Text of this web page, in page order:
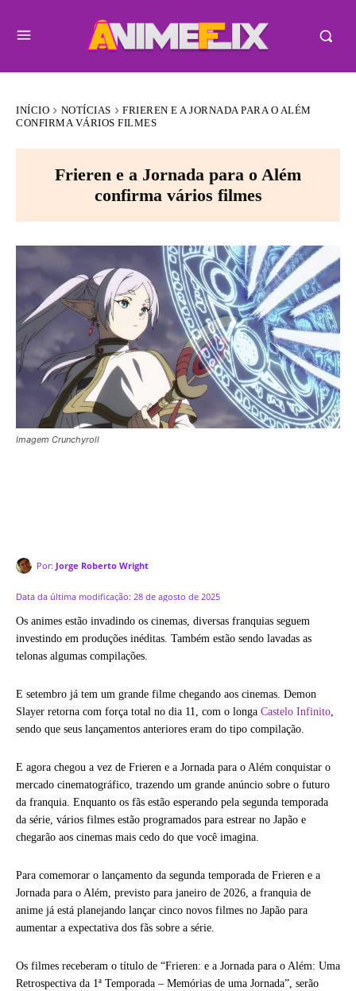
INÍCIO NOTÍCIAS
FRIEREN E A JORNADA PARA O ALÉM
CONFIRMA VÁRIOS FILMES
Frieren e a Jornada para o Além
confirma vários filmes
Imagem Crunchyroll
Por: Jorge Roberto Wright
Data da última modificação: 28 de agosto de 2025
Os animes estão invadindo os cinemas, diversas franquias seguem
investindo em produções inéditas. Também estão sendo lavadas as
telonas algumas compilações.
E setembro já tem um grande filme chegando aos cinemas. Demon
Slayer retorna com força total no dia 11, com o longa Castelo Infinito,
sendo que seus lançamentos anteriores eram do tipo compilação.
E agora chegou a vez de Frieren e a Jornada para o Além conquistar o
mercado cinematográfico, trazendo um grande anúncio sobre o futuro
da franquia. Enquanto os fãs estão esperando pela segunda temporada
da série, vários filmes estão programados para estrear no Japão e
chegarão aos cinemas mais cedo do que você imagina.
Para comemorar o lançamento da segunda temporada de Frieren e a
Jornada para o Além, previsto para janeiro de 2026, a franquia de
anime já está planejando lançar cinco novos filmes no Japão para
aumentar a expectativa dos fãs sobre a série.
Os filmes receberam o título de “Frieren: e a Jornada para o Além: Uma
Retrospectiva da 1ª Temporada – Memórias de uma Jornada”, serão